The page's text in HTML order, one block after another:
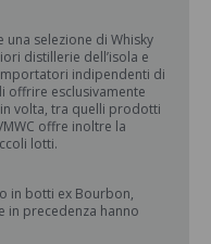
una selezione di Whisky
distillerie dell’isola e
indipendenti di
offrire esclusivamente
volta, tra quelli prodotti
offre inoltre la
lotti.
in botti ex Bourbon,
in precedenza hanno